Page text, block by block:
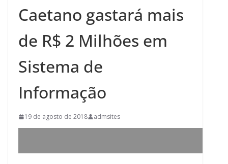
Caetano gastará mais
de R$ 2 Milhões em
Sistema de
Informação
19 de agosto de 2018 admsites